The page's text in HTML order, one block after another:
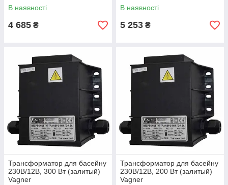
В наявності
4 685 ₴
В наявності
5 253 ₴
Трансформатор для басейну
230В/12В, 300 Вт (залитый)
Vagner
Трансформатор для басейну
230В/12В, 200 Вт (залитый)
Vagner